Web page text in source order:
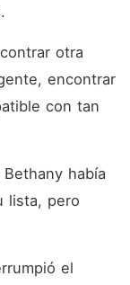
otra
encontrar
con tan
había
lista, pero
el